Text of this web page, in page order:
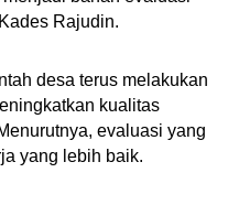
Rajudin.
desa terus melakukan
kualitas
evaluasi yang
yang lebih baik.